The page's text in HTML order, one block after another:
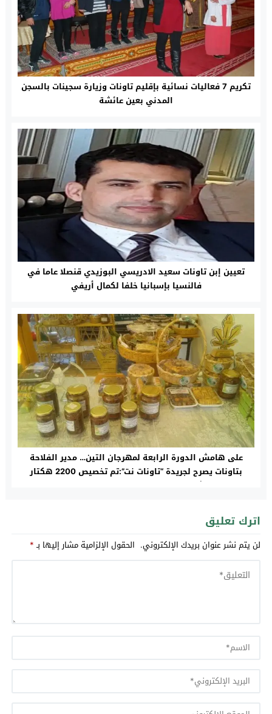
تكريم 7 فعاليات نسائية بإقليم تاونات وزيارة سجينات بالسجن
المدني بعين عائشة
تعيين إبن تاونات سعيد الادريسي البوزيدي قنصلا عاما في
فالنسيا بإسبانيا خلفا لكمال أريفي
على هامش الدورة الرابعة لمهرجان التين… مدير الفلاحة
بتاونات يصرح لجريدة “تاونات نت”:تم تخصيص 2200 هكتار
لغرس اشجار التين في اطار المخطط الاخضر بتاونات
اترك تعليق
لن يتم نشر عنوان بريدك الإلكتروني. الحقول الإلزامية مشار إليها بـ*